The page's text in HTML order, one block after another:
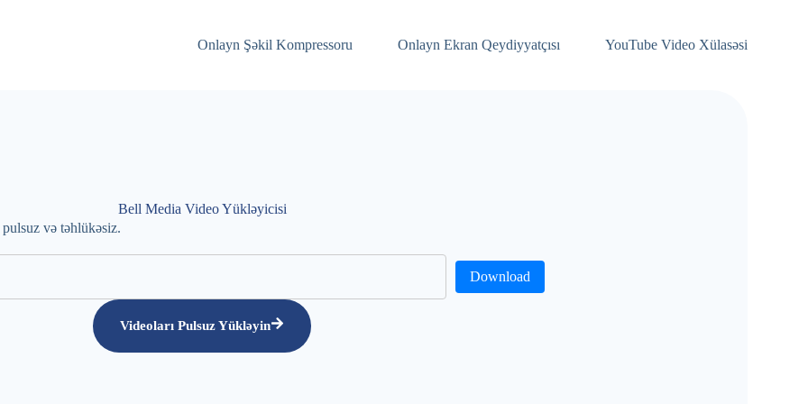
Onlayn Şəkil Kompressoru Onlayn Ekran Qeydiyyatçısı YouTube Video Xülasəsi
Bell Media Video Yükləyicisi
və təhlükəsiz.
Download
Videoları Pulsuz Yükləyin